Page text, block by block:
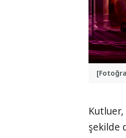
şekilde